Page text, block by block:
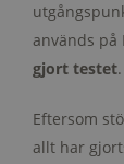
används på
gjort testet.
Eftersom
allt har